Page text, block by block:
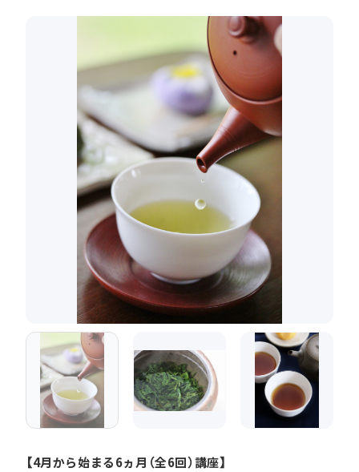
【4月から始まる6ヵ月（全6回）講座】